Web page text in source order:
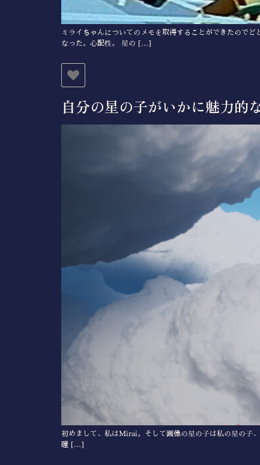
ミライちゃんについてのメモを取得することができたので
なった。心配性。 星の […]
自分の星の子がいかに魅力的
初めまして、私はMirai。そして画像の星の子は私の星の子
瞳 […]